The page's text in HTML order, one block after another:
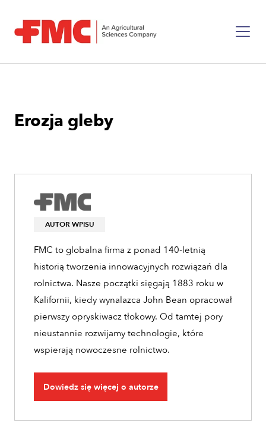
Erozja gleby
AUTOR WPISU
FMC to globalna firma z ponad 140-letnią
historią tworzenia innowacyjnych rozwiązań dla
rolnictwa. Nasze początki sięgają 1883 roku w
Kalifornii, kiedy wynalazca John Bean opracował
pierwszy opryskiwacz tłokowy. Od tamtej pory
nieustannie rozwijamy technologie, które
wspierają nowoczesne rolnictwo.
Dowiedz się więcej o autorze